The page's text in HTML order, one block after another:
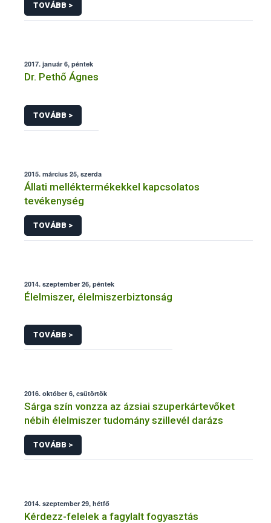
TOVÁBB >
2017. január 6, péntek
Dr. Pethő Ágnes
TOVÁBB >
2015. március 25, szerda
Állati melléktermékekkel kapcsolatos
tevékenység
TOVÁBB >
2014. szeptember 26, péntek
Élelmiszer, élelmiszerbiztonság
TOVÁBB >
2016. október 6, csütörtök
Sárga szín vonzza az ázsiai szuperkártevőket
nébih élelmiszer tudomány szillevél darázs
TOVÁBB >
2014. szeptember 29, hétfő
Kérdezz-felelek a fagylalt fogyasztás